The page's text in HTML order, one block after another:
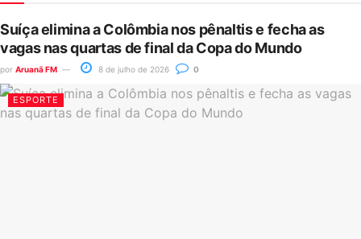
Suíça elimina a Colômbia nos pênaltis e fecha as
vagas nas quartas de final da Copa do Mundo
por Aruanã FM 8 de julho de 2026 0
ESPORTE